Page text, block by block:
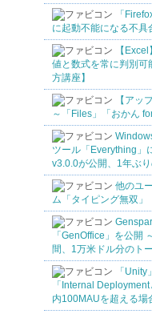
「
に起動不能になる不具
【
値と数式を常に判別
方講座】
【ア
～「Files」「おかん
ツール「Everything」
v3.0.0が公開、1年ぶ
他のユ
ム「タイピング無双
「GenOffice」を公開
間、1万米ドル分のト
「
「Internal
内100MAUを超える場